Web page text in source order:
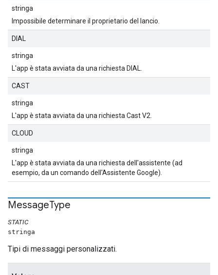
stringa
Impossibile determinare il proprietario del lancio.
DIAL
stringa
L'app è stata avviata da una richiesta DIAL.
CAST
stringa
L'app è stata avviata da una richiesta Cast V2.
CLOUD
stringa
L'app è stata avviata da una richiesta dell'assistente (ad
esempio, da un comando dell'Assistente Google).
MessageType
STATIC
stringa
Tipi di messaggi personalizzati.